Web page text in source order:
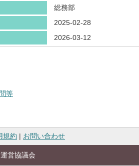
総務部
2025-02-28
2026-03-12
等
規約 | お問い合わせ
営協議会